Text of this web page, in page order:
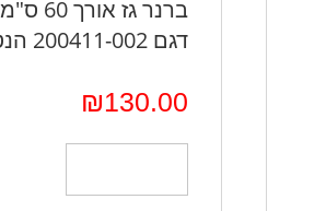
דגם 200411-002 הנטר HUNTER
₪130.00